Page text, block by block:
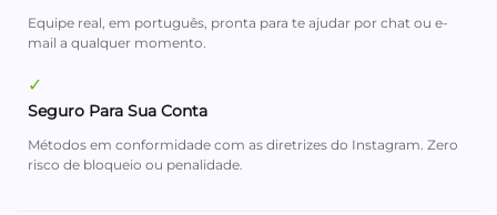
Equipe real, em português, pronta para te ajudar por chat ou e-
mail a qualquer momento.
✓
Seguro Para Sua Conta
Métodos em conformidade com as diretrizes do Instagram. Zero
risco de bloqueio ou penalidade.